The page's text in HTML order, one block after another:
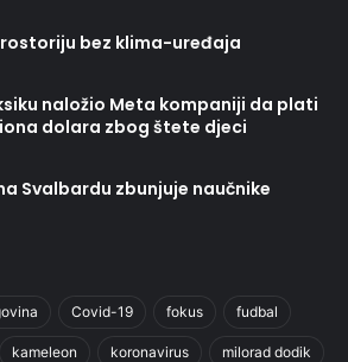
bez klima-uređaja
naložio Meta kompaniji da plati
dolara zbog štete djeci
Svalbardu zbunjuje naučnike
Covid-19 fokus fudbal
kameleon koronavirus milorad dodik